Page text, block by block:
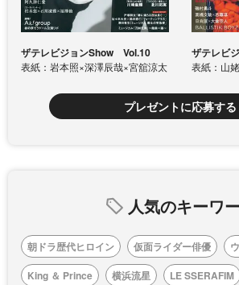
ザテレビジョンShow Vol.10
表紙：岩本照×深澤辰哉×宮舘涼太
ザテレビ
表紙：山
プレゼントに応募する
人気のキーワ
朝ドラ歴代ヒロイン 仮面ライダー俳優
King ＆ Prince
横浜流星 LE SSERAFIM